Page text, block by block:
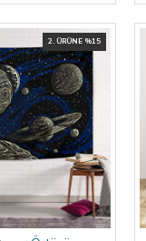
2. ÜRÜNE %15